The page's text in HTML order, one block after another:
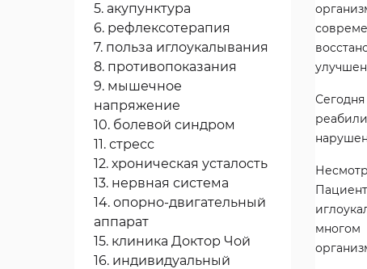
5. акупунктура
6. рефлексотерапия
7. польза иглоукалывания
8. противопоказания
9. мышечное
напряжение
10. болевой синдром
11. стресс
12. хроническая усталость
13. нервная система
14. опорно-двигательный
аппарат
15. клиника Доктор Чой
16. индивидуальный
многом